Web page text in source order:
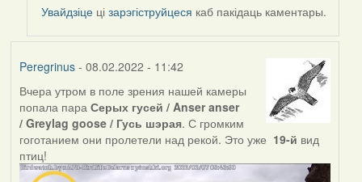
Увайдзіце цізарэгіструйцеся каб пакідаць каментары.
Peregrinus- 08.02.2022 - 11:42
Вчера утром в поле зрения нашей камеры
попала пара Серых гусей / Anser anser
/ Greylag goose / Гусь шэрая. С громким
гоготанием они пролетели над рекой. Это уже 19-й вид
птиц!